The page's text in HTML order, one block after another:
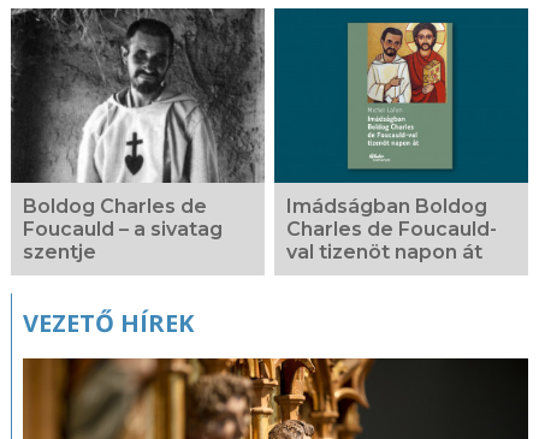
Kapcsolódó
fotógaléria
Boldog Charles de
Foucauld – a sivatag
szentje
Imádságban Boldog
Charles de Foucauld-
val tizenöt napon át
VEZETŐ HÍREK